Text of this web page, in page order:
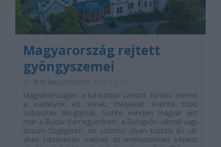
Magyarország rejtett
gyöngyszemei
BEKE BALÁZS GÁBOR
Magyarországon a turisztikai szektor fontos elemei
a kastélyok és várak, melyeket évente több
százezrek látogatnak. Szinte minden magyar járt
már a Budai Várnegyedben, a Diósgyőri várnál vagy
éppen Szigligeten, de számos olyan kastély és vár
akad hazánkban melyek az említettekhez képest